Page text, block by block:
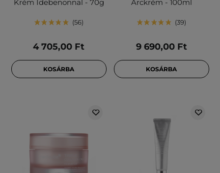
Krém Idebenonnal - 70g
56
4 705,00 Ft
KOSÁRBA
Arckrém - 100ml
39
9 690,00 Ft
KOSÁRBA